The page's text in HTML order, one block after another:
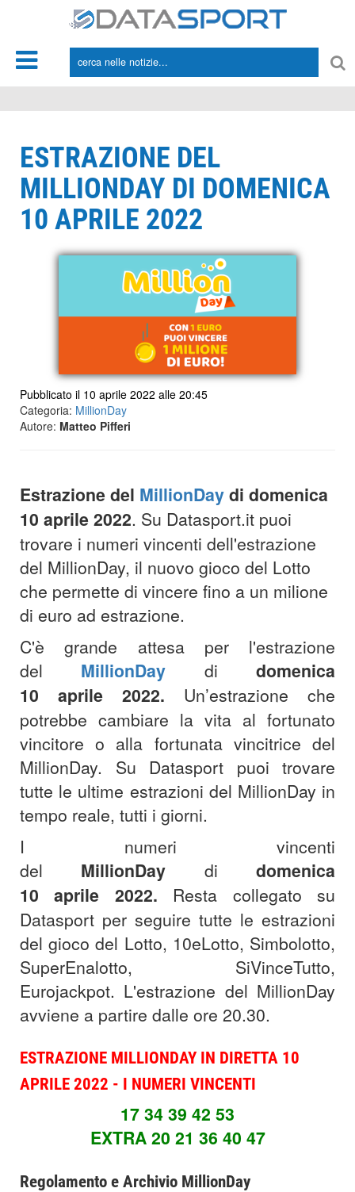
ESTRAZIONE DEL
MILLIONDAY DI DOMENICA
10 APRILE 2022
Pubblicato il 10 aprile 2022 alle 20:45
Categoria: MillionDay
Autore: Matteo Pifferi
Estrazione del MillionDaydi domenica
10 aprile 2022. Su Datasport.it puoi
trovare i numeri vincenti dell'estrazione
del MillionDay, il nuovo gioco del Lotto
che permette di vincere fino a un milione
di euro ad estrazione.
C'è grande attesa per l'estrazione
del MillionDay didomenica
10 aprile 2022. Un’estrazione che
potrebbe cambiare la vita al fortunato
vincitore o alla fortunata vincitrice del
MillionDay. Su Datasport puoi trovare
tutte le ultime estrazioni del MillionDay in
tempo reale, tutti i giorni.
I numeri vincenti
del MillionDay didomenica
10 aprile 2022. Resta collegato su
Datasport per seguire tutte le estrazioni
del gioco del Lotto, 10eLotto, Simbolotto,
SuperEnalotto, SiVinceTutto,
Eurojackpot. L'estrazione del MillionDay
avviene a partire dalle ore 20.30.
ESTRAZIONE MILLIONDAY IN DIRETTA 10
APRILE 2022 - I NUMERI VINCENTI
17 34 39 42 53
EXTRA 20 21 36 40 47
Regolamento e Archivio MillionDay